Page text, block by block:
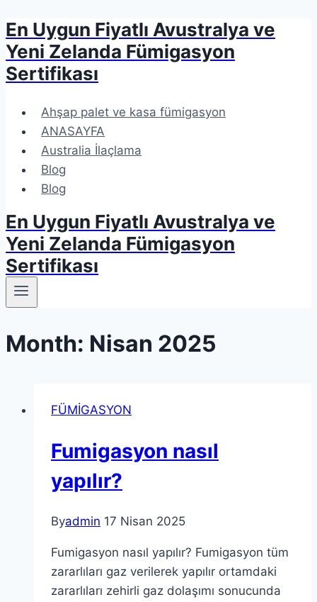
Skip
to
content
En Uygun Fiyatlı Avustralya ve
Yeni Zelanda Fümigasyon
Sertifikası
Ahşap palet ve kasa fümigasyon
ANASAYFA
Australia İlaçlama
Blog
Blog
En Uygun Fiyatlı Avustralya ve
Yeni Zelanda Fümigasyon
Sertifikası
Month: Nisan 2025
FÜMİGASYON
Fumigasyon nasıl
yapılır?
Byadmin 17 Nisan 2025
Fumigasyon nasıl yapılır? Fumigasyon tüm
zararlıları gaz verilerek yapılır ortamdaki
zararlıları zehirli gaz dolaşımı sonucunda